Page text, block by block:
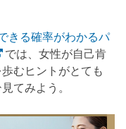
きる確率がわかるパ
では、女性が自己肯
むヒントがとても
てみよう。